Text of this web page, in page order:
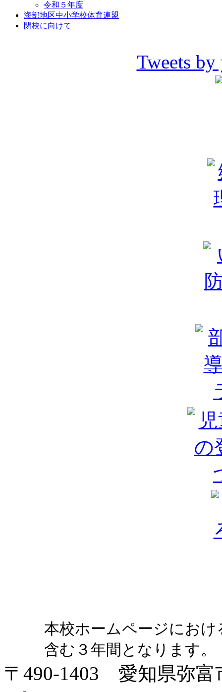
令和５年度
海部地区中小学校体育連盟
閉校に向けて
Tweets
本校ホームページにお
含む３年間となります。
〒490-1403 愛知県弥